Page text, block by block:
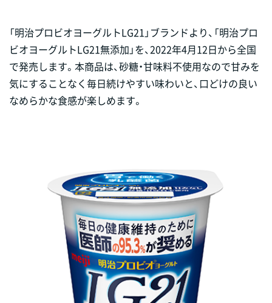
「明治プロビオヨーグルトLG21」ブランドより、「明治プロ
ビオヨーグルトLG21無添加」を、2022年4月12日から全国
で発売します。本商品は、砂糖・甘味料不使用なので甘みを
気にすることなく毎日続けやすい味わいと、口どけの良い
なめらかな食感が楽しめます。